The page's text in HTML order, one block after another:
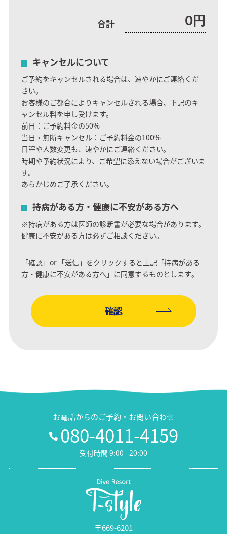
合計 0円
キャンセルについて
ご予約をキャンセルされる場合は、速やかにご連絡くだ
さい。
お客様のご都合によりキャンセルされる場合、下記のキ
ャンセル料を申し受けます。
前日：ご予約料金の50%
当日・無断キャンセル：ご予約料金の100%
日程や人数変更も、速やかにご連絡ください。
時期や予約状況により、ご希望に添えない場合がございま
す。
あらかじめご了承ください。
持病がある方・健康に不安がある方へ
※持病がある方は医師の診断書が必要な場合があります。
健康に不安がある方は必ずご相談ください。
「確認」or 「送信」をクリックすると上記「持病がある
方・健康に不安がある方へ」に同意するものとします。
お電話からのご予約・お問い合わせ
080-4011-4159
受付時間 9:00 - 20:00
〒669-6201